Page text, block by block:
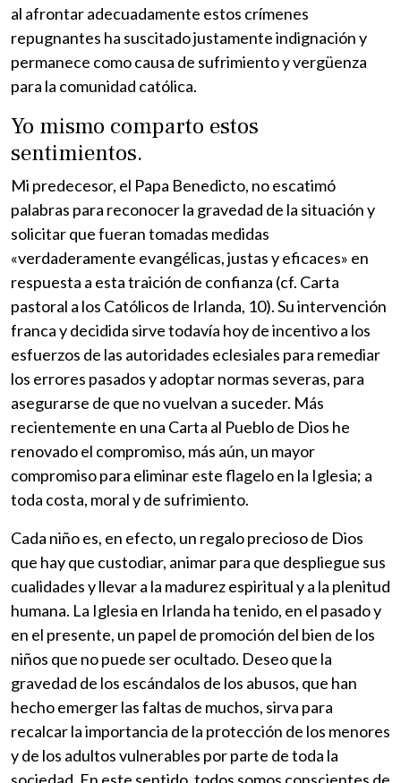
al afrontar adecuadamente estos crímenes
repugnantes ha suscitado justamente indignación y
permanece como causa de sufrimiento y vergüenza
para la comunidad católica.
Yo mismo comparto estos
sentimientos.
Mi predecesor, el Papa Benedicto, no escatimó
palabras para reconocer la gravedad de la situación y
solicitar que fueran tomadas medidas
«verdaderamente evangélicas, justas y eficaces» en
respuesta a esta traición de confianza (cf. Carta
pastoral a los Católicos de Irlanda, 10). Su intervención
franca y decidida sirve todavía hoy de incentivo a los
esfuerzos de las autoridades eclesiales para remediar
los errores pasados y adoptar normas severas, para
asegurarse de que no vuelvan a suceder. Más
recientemente en una Carta al Pueblo de Dios he
renovado el compromiso, más aún, un mayor
compromiso para eliminar este flagelo en la Iglesia; a
toda costa, moral y de sufrimiento.
Cada niño es, en efecto, un regalo precioso de Dios
que hay que custodiar, animar para que despliegue sus
cualidades y llevar a la madurez espiritual y a la plenitud
humana. La Iglesia en Irlanda ha tenido, en el pasado y
en el presente, un papel de promoción del bien de los
niños que no puede ser ocultado. Deseo que la
gravedad de los escándalos de los abusos, que han
hecho emerger las faltas de muchos, sirva para
recalcar la importancia de la protección de los menores
y de los adultos vulnerables por parte de toda la
sociedad. En este sentido, todos somos conscientes de